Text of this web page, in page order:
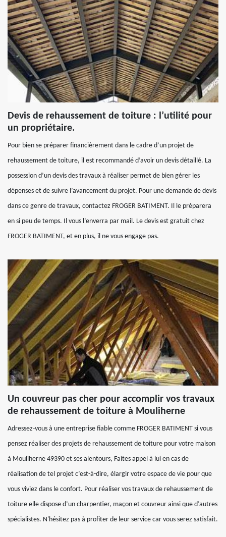
Devis de rehaussement de toiture : l’utilité pour
un propriétaire.
Pour bien se préparer financièrement dans le cadre d’un projet de
rehaussement de toiture, il est recommandé d’avoir un devis détaillé. La
possession d’un devis des travaux à réaliser permet de bien gérer les
dépenses et de suivre l’avancement du projet. Pour une demande de devis
dans ce genre de travaux, contactez FROGER BATIMENT. Il le préparera
en si peu de temps. Il vous l’enverra par mail. Le devis est gratuit chez
FROGER BATIMENT, et en plus, il ne vous engage pas.
Un couvreur pas cher pour accomplir vos travaux
de rehaussement de toiture à Mouliherne
Adressez-vous à une entreprise fiable comme FROGER BATIMENT si vous
pensez réaliser des projets de rehaussement de toiture pour votre maison
à Mouliherne 49390 et ses alentours, Faites appel à lui en cas de
réalisation de tel projet c’est-à-dire, élargir votre espace de vie pour que
vous viviez dans le confort. Pour réaliser vos travaux de rehaussement de
toiture elle dispose d’un charpentier, maçon et couvreur ainsi que d’autres
spécialistes. N'hésitez pas à profiter de leur service car vous serez satisfait.